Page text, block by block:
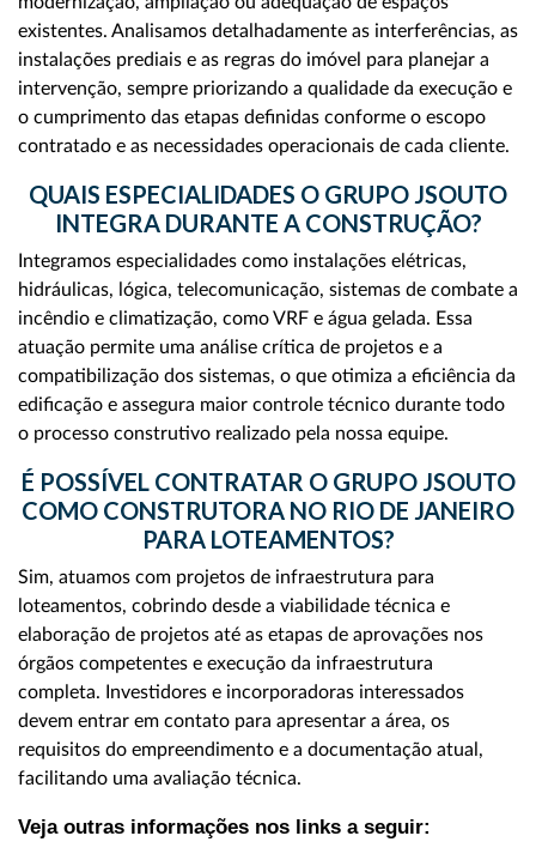
existentes. Analisamos detalhadamente as interferências, as
instalações prediais e as regras do imóvel para planejar a
intervenção, sempre priorizando a qualidade da execução e
o cumprimento das etapas definidas conforme o escopo
contratado e as necessidades operacionais de cada cliente.
QUAIS ESPECIALIDADES O GRUPO JSOUTO
INTEGRA DURANTE A CONSTRUÇÃO?
Integramos especialidades como instalações elétricas,
hidráulicas, lógica, telecomunicação, sistemas de combate a
incêndio e climatização, como VRF e água gelada. Essa
atuação permite uma análise crítica de projetos e a
compatibilização dos sistemas, o que otimiza a eficiência da
edificação e assegura maior controle técnico durante todo
o processo construtivo realizado pela nossa equipe.
É POSSÍVEL CONTRATAR O GRUPO JSOUTO
COMO CONSTRUTORA NO RIO DE JANEIRO
PARA LOTEAMENTOS?
Sim, atuamos com projetos de infraestrutura para
loteamentos, cobrindo desde a viabilidade técnica e
elaboração de projetos até as etapas de aprovações nos
órgãos competentes e execução da infraestrutura
completa. Investidores e incorporadoras interessados
devem entrar em contato para apresentar a área, os
requisitos do empreendimento e a documentação atual,
facilitando uma avaliação técnica.
Veja outras informações nos links a seguir: